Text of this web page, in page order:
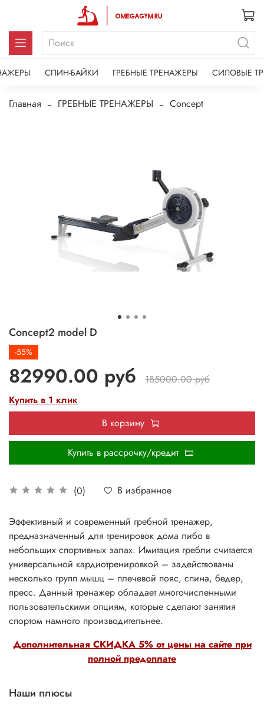
СПИН-БАЙКИ ГРЕБНЫЕ ТРЕНАЖЕРЫ СИЛОВЫЕ
Главная ГРЕБНЫЕ ТРЕНАЖЕРЫ Concept
Concept2 model D
(0) В избранное
-55%
82990.00 руб
185000.00 руб
Купить в 1 клик
В корзину
Купить в рассрочку/кредит
Дополнительная СКИДКА 5% от цены на сайте при
полной предоплате
Эффективный и современный гребной тренажер,
предназначенный для тренировок дома либо в
небольших спортивных залах. Имитация гребли считается
универсальной кардиотренировкой – задействованы
несколько групп мышц – плечевой пояс, спина, бедер,
пресс. Данный тренажер обладает многочисленными
пользовательскими опциям, которые сделают занятия
спортом намного производительнее.
Наши плюсы